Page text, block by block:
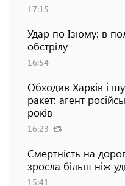
17:15
Удар по Ізюму: в
обстрілу
16:54
Обходив Харків і
ракет: агент
років
16:23
Смертність на
зросла більш ніж
15:41